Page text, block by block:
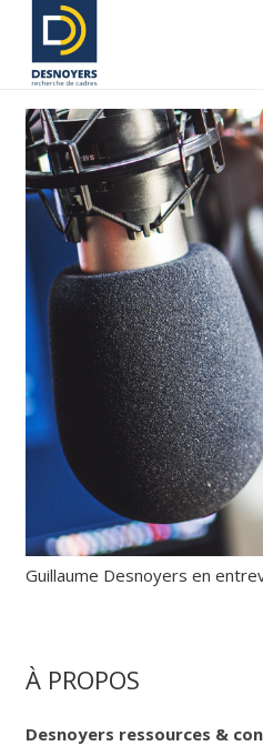
Guillaume Desnoyers en
À PROPOS
Desnoyers ressources &